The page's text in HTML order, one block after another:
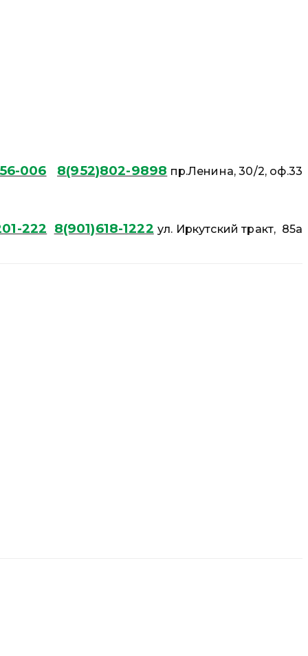
006 8(952)802-9898 пр.Ленина, 30/2, оф.33
222 8(901)618-1222 ул. Иркутский тракт, 85а